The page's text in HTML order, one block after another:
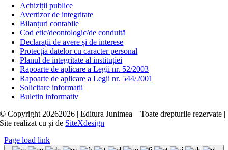
Achiziții publice
Avertizor de integritate
Bilanțuri contabile
Cod etic/deontologic/de conduită
Declarații de avere și de interese
Protecția datelor cu caracter personal
Planul de integritate al instituției
Rapoarte de aplicare a Legii nr. 52/2003
Rapoarte de aplicare a Legii nr. 544/2001
Solicitare informații
Buletin informativ
© Copyright 20262026 | Editura Junimea – Toate drepturile rezervate |
Site realizat cușide SiteXdesign
Page load link